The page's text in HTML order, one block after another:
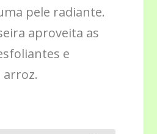
pele radiante.
aproveita as
e